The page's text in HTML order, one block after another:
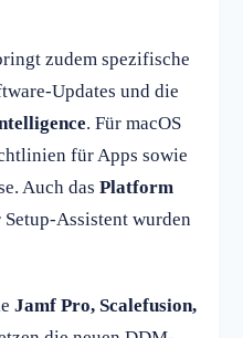
zudem spezifische
Updates und die
. Für macOS
für Apps sowie
Auch das Platform
Setup-Assistent wurden
Jamf Pro, Scalefusion,